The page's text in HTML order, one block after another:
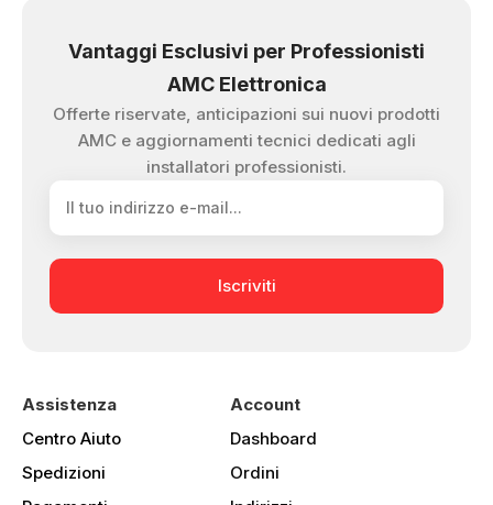
Vantaggi Esclusivi per Professionisti
AMC Elettronica
Offerte riservate, anticipazioni sui nuovi prodotti
AMC e aggiornamenti tecnici dedicati agli
installatori professionisti.
Iscriviti
Assistenza
Centro Aiuto
Spedizioni
Account
Dashboard
Ordini